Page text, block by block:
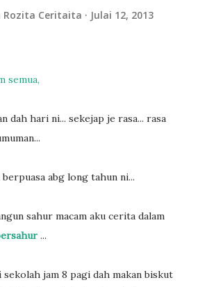
Rozita Ceritaita Julai 12, 2013
semua,
dah hari ni... sekejap je rasa... rasa
abg long tahun ni...
sahur macam aku cerita dalam
...
sekolah jam 8 pagi dah makan biskut